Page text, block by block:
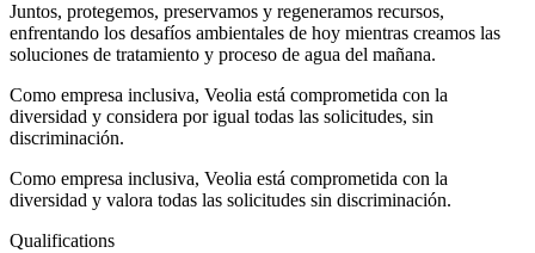
Juntos, protegemos, preservamos y regeneramos recursos,
enfrentando los desafíos ambientales de hoy mientras creamos las
soluciones de tratamiento y proceso de agua del mañana.
Como empresa inclusiva, Veolia está comprometida con la
diversidad y considera por igual todas las solicitudes, sin
discriminación.
Como empresa inclusiva, Veolia está comprometida con la
diversidad y valora todas las solicitudes sin discriminación.
Qualifications